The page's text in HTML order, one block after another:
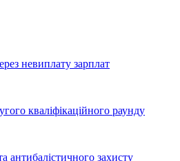
невиплату зарплат
кваліфікаційного раунду
захисту